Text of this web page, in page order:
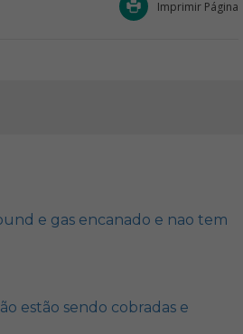
Imprimir Página
e gas encanado e nao tem
estão sendo cobradas e